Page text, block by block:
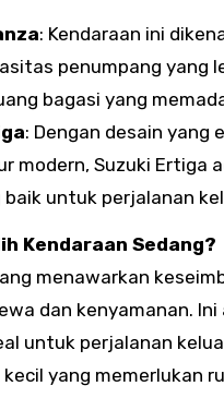
: Kendaraan ini
penumpang yang
bagasi yang
: Dengan desain yang
modern, Suzuki Ertiga
baik untuk perjalanan
Kendaraan Sedang?
menawarkan
dan kenyamanan. Ini
untuk perjalanan
yang memerlukan